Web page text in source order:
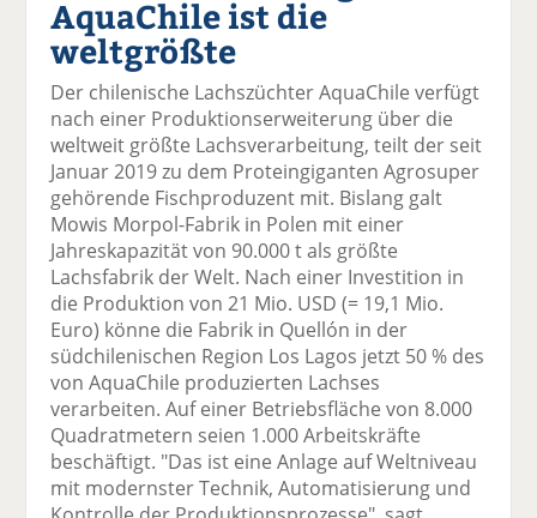
F
ac
e
b
o
o
k
te
il
e
n
tt
er
n
Li
n
k
e
di
n
il
e
E
m
ai
l
v
n
n
ck
e
n
AquaChile ist die
weltgrößte
Der chilenische Lachszüchter AquaChile verfügt
nach einer Produktionserweiterung über die
weltweit größte Lachsverarbeitung, teilt der seit
Januar 2019 zu dem Proteingiganten Agrosuper
gehörende Fischproduzent mit. Bislang galt
Mowis Morpol-Fabrik in Polen mit einer
Jahreskapazität von 90.000 t als größte
Lachsfabrik der Welt. Nach einer Investition in
die Produktion von 21 Mio. USD (= 19,1 Mio.
Euro) könne die Fabrik in Quellón in der
südchilenischen Region Los Lagos jetzt 50 % des
von AquaChile produzierten Lachses
verarbeiten. Auf einer Betriebsfläche von 8.000
Quadratmetern seien 1.000 Arbeitskräfte
beschäftigt. "Das ist eine Anlage auf Weltniveau
mit modernster Technik, Automatisierung und